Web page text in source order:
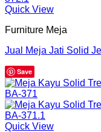
Quick View
Furniture Meja
Jual Meja Jati Solid
Save
Quick View